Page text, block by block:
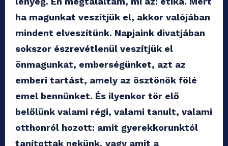
ha magunkat veszítjük el, akkor valójában
mindent elveszítünk. Napjaink divatjában
sokszor észrevétlenül veszítjük el
önmagunkat, emberségünket, azt az
emberi tartást, amely az ösztönök fölé
emel bennünket. És ilyenkor tör elő
belőlünk valami régi, valami tanult, valami
otthonról hozott: amit gyerekkorunktól
tanítottak nekünk, vagy amit a